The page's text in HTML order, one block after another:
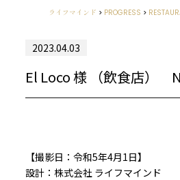
ライフマインド > PROGRESS >
2023.04.03
El Loco 様 （飲食店）
【撮影日：令和5年4月1日】
設計：株式会社 ライフマインド